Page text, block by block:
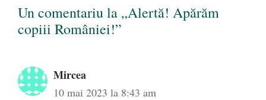
Un comentariu la „Alertă! Apărăm
copiii României!”
Mircea
10 mai 2023 la 8:43 am